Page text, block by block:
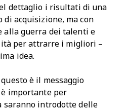
dettaglio i risultati di una
di acquisizione, ma con
alla guerra dei talenti e
per attrarre i migliori –
idea.
è il messaggio
è importante per
saranno introdotte delle